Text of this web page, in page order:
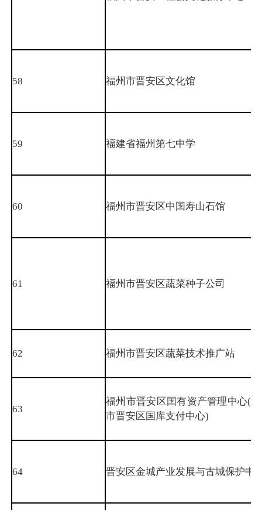
58 福州市晋安区文化馆
59 福建省福州第七中学
60 福州市晋安区中国寿山石馆
61 福州市晋安区蔬菜种子公司
62 福州市晋安区蔬菜技术推广站
63
福州市晋安区国有资产管理中心(
市晋安区国库支付中心)
64 晋安区金城产业发展与古城保护中